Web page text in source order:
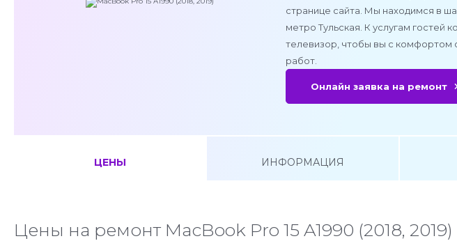
странице сайта. Мы находимся в
метро Тульская. К услугам гостей
телевизор, чтобы вы с комфортом
работ.
Онлайн заявка на ремонт
ЦЕНЫ ИНФОРМАЦИЯ
Цены на ремонт MacBook Pro 15 A1990 (2018, 2019)